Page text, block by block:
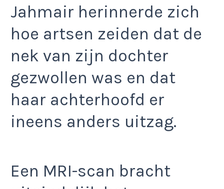
Jahmair herinnerde zich
hoe artsen zeiden dat de
nek van zijn dochter
gezwollen was en dat
haar achterhoofd er
ineens anders uitzag.
Een MRI-scan bracht